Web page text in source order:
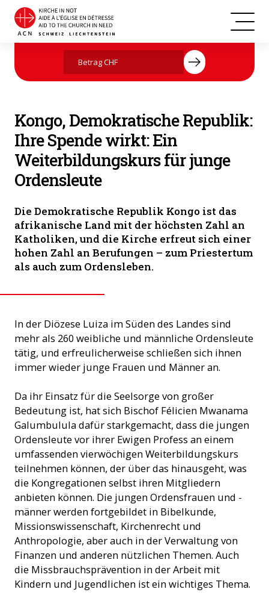
Kongo, Demokratische Republik
Jetzt mit Ihrer Spende helfen
Kongo, Demokratische Republik:
Ihre Spende wirkt: Ein
Weiterbildungskurs für junge
Ordensleute
Die Demokratische Republik Kongo ist das
afrikanische Land mit der höchsten Zahl an
Katholiken, und die Kirche erfreut sich einer
hohen Zahl an Berufungen – zum Priestertum
als auch zum Ordensleben.
In der Diözese Luiza im Süden des Landes sind
mehr als 260 weibliche und männliche Ordensleute
tätig, und erfreulicherweise schließen sich ihnen
immer wieder junge Frauen und Männer an.
Da ihr Einsatz für die Seelsorge von großer
Bedeutung ist, hat sich Bischof Félicien Mwanama
Galumbulula dafür starkgemacht, dass die jungen
Ordensleute vor ihrer Ewigen Profess an einem
umfassenden vierwöchigen Weiterbildungskurs
teilnehmen können, der über das hinausgeht, was
die Kongregationen selbst ihren Mitgliedern
anbieten können. Die jungen Ordensfrauen und -
männer werden fortgebildet in Bibelkunde,
Missionswissenschaft, Kirchenrecht und
Anthropologie, aber auch in der Verwaltung von
Finanzen und anderen nützlichen Themen. Auch
die Missbrauchsprävention in der Arbeit mit
Kindern und Jugendlichen ist ein wichtiges Thema.